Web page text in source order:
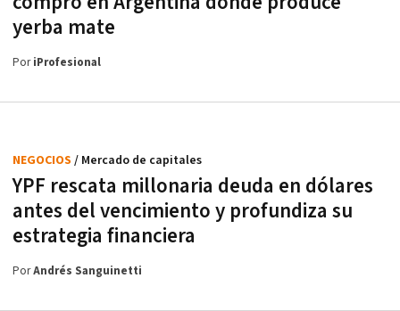
yerba mate
PoriProfesional
YPF rescata millonaria deuda en dólares
antes del vencimiento y profundiza su
estrategia financiera
NEGOCIOS / Mercado de capitales
PorAndrés Sanguinetti